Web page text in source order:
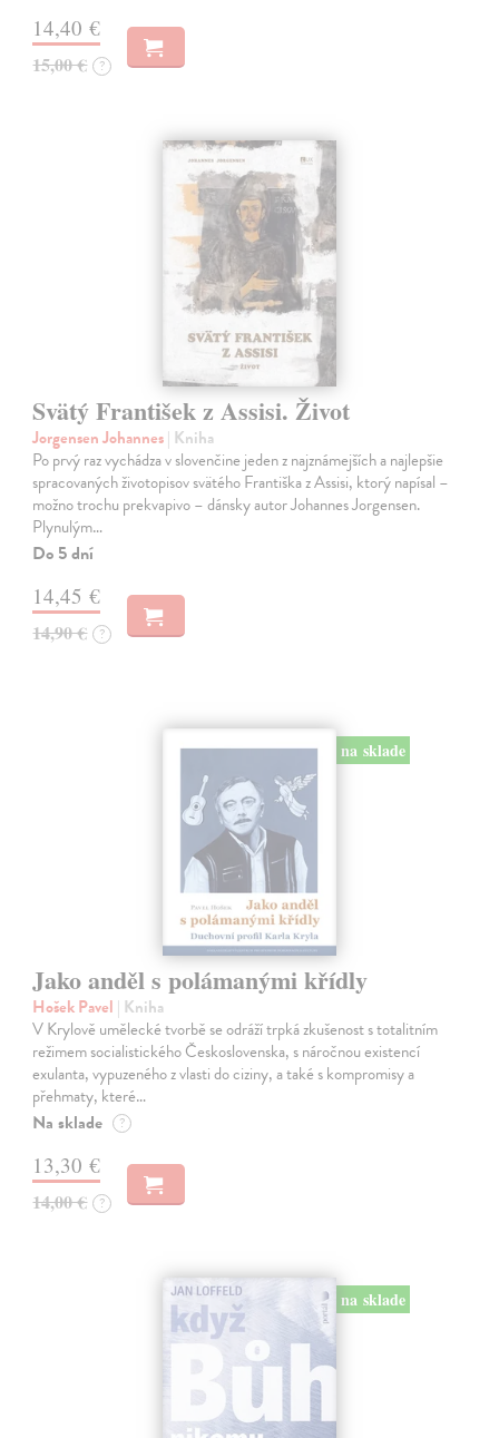
14,40 €
15,00 € ?
Svätý František z Assisi. Život
Jorgensen Johannes| Kniha
Po prvý raz vychádza v slovenčine jeden z najznámejších a najlepšie
spracovaných životopisov svätého Františka z Assisi, ktorý napísal –
možno trochu prekvapivo – dánsky autor Johannes Jorgensen.
Plynulým…
Do 5 dní
14,45 €
14,90 € ?
na sklade
Jako anděl s polámanými křídly
Hošek Pavel | Kniha
V Krylově umělecké tvorbě se odráží trpká zkušenost s totalitním
režimem socialistického Československa, s náročnou existencí
exulanta, vypuzeného z vlasti do ciziny, a také s kompromisy a
přehmaty, které…
Na sklade ?
13,30 €
14,00 € ?
na sklade